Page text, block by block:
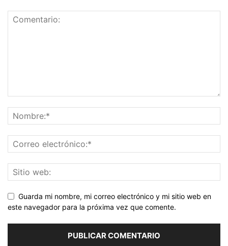
Guarda mi nombre, mi correo electrónico y mi sitio web en
este navegador para la próxima vez que comente.